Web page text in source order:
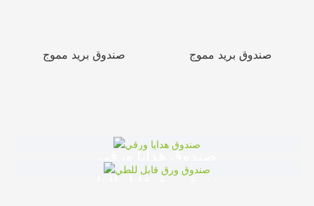
صندوق بريد مموج صندوق بريد مموج
صندوق هدايا ورقي
صندوق ورق قابل للطي